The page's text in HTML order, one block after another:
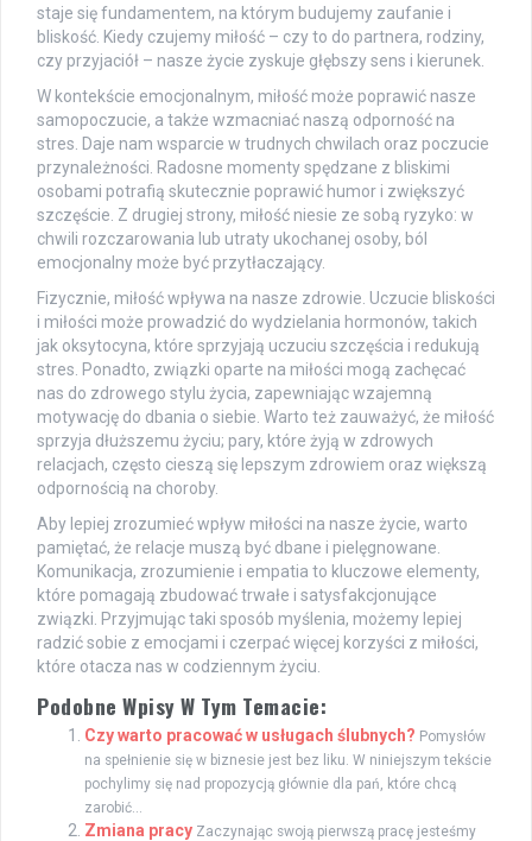
staje się fundamentem, na którym budujemy zaufanie i
bliskość. Kiedy czujemy miłość – czy to do partnera, rodziny,
czy przyjaciół – nasze życie zyskuje głębszy sens i kierunek.
W kontekście emocjonalnym, miłość może poprawić nasze
samopoczucie, a także wzmacniać naszą odporność na
stres. Daje nam wsparcie w trudnych chwilach oraz poczucie
przynależności. Radosne momenty spędzane z bliskimi
osobami potrafią skutecznie poprawić humor i zwiększyć
szczęście. Z drugiej strony, miłość niesie ze sobą ryzyko: w
chwili rozczarowania lub utraty ukochanej osoby, ból
emocjonalny może być przytłaczający.
Fizycznie, miłość wpływa na nasze zdrowie. Uczucie bliskości
i miłości może prowadzić do wydzielania hormonów, takich
jak oksytocyna, które sprzyjają uczuciu szczęścia i redukują
stres. Ponadto, związki oparte na miłości mogą zachęcać
nas do zdrowego stylu życia, zapewniając wzajemną
motywację do dbania o siebie. Warto też zauważyć, że miłość
sprzyja dłuższemu życiu; pary, które żyją w zdrowych
relacjach, często cieszą się lepszym zdrowiem oraz większą
odpornością na choroby.
Aby lepiej zrozumieć wpływ miłości na nasze życie, warto
pamiętać, że relacje muszą być dbane i pielęgnowane.
Komunikacja, zrozumienie i empatia to kluczowe elementy,
które pomagają zbudować trwałe i satysfakcjonujące
związki. Przyjmując taki sposób myślenia, możemy lepiej
radzić sobie z emocjami i czerpać więcej korzyści z miłości,
które otacza nas w codziennym życiu.
Podobne Wpisy W Tym Temacie:
Czy warto pracować w usługach ślubnych? Pomysłów
na spełnienie się w biznesie jest bez liku. W niniejszym tekście
pochylimy się nad propozycją głównie dla pań, które chcą
zarobić...
Zmiana pracy Zaczynając swoją pierwszą pracę jesteśmy